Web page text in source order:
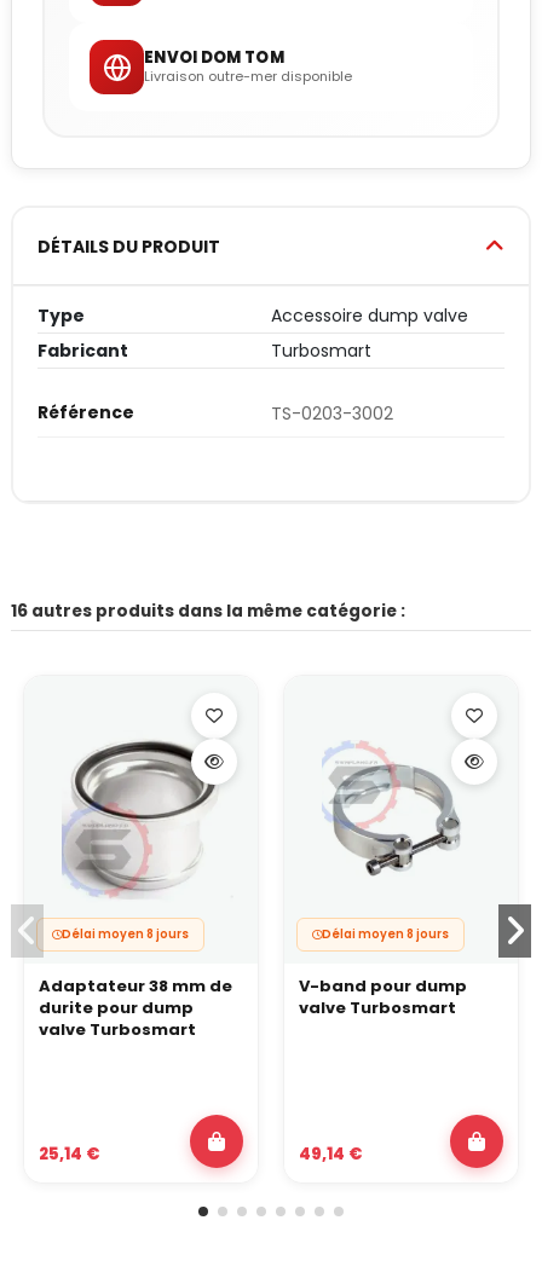
ENVOI DOM TOM
Livraison outre-mer disponible
DÉTAILS DU PRODUIT
Type
Accessoire dump valve
Fabricant
Turbosmart
Référence TS-0203-3002
16 autres produits dans la même catégorie :
Délai moyen 8 jours
Adaptateur 38 mm de
durite pour dump
valve Turbosmart
25,14 €
Délai moyen 8 jours
V-band pour dump
valve Turbosmart
49,14 €